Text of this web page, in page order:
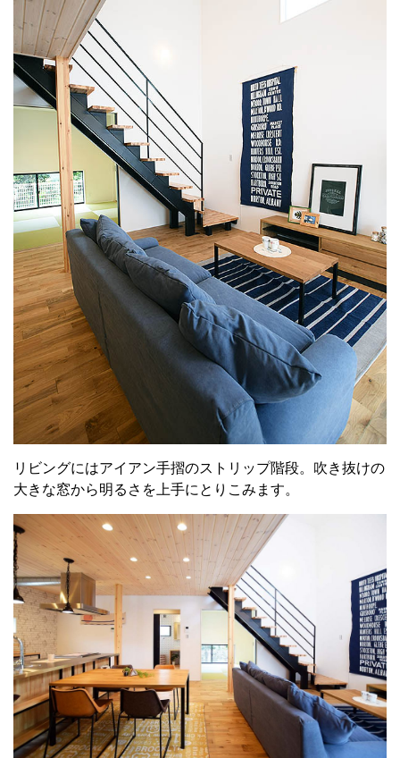
リビングにはアイアン手摺のストリップ階段。吹き抜けの
大きな窓から明るさを上手にとりこみます。